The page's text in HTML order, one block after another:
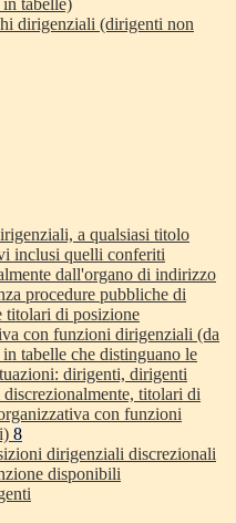
tabelle)
dirigenziali (dirigenti non
a qualsiasi titolo
inclusi quelli conferiti
dall'organo di indirizzo
procedure pubbliche di
titolari di posizione
con funzioni dirigenziali (da
tabelle che distinguano le
dirigenti, dirigenti
titolari di
con funzioni
8
dirigenziali discrezionali
disponibili